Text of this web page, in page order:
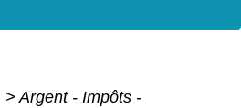
> Argent - Impôts -